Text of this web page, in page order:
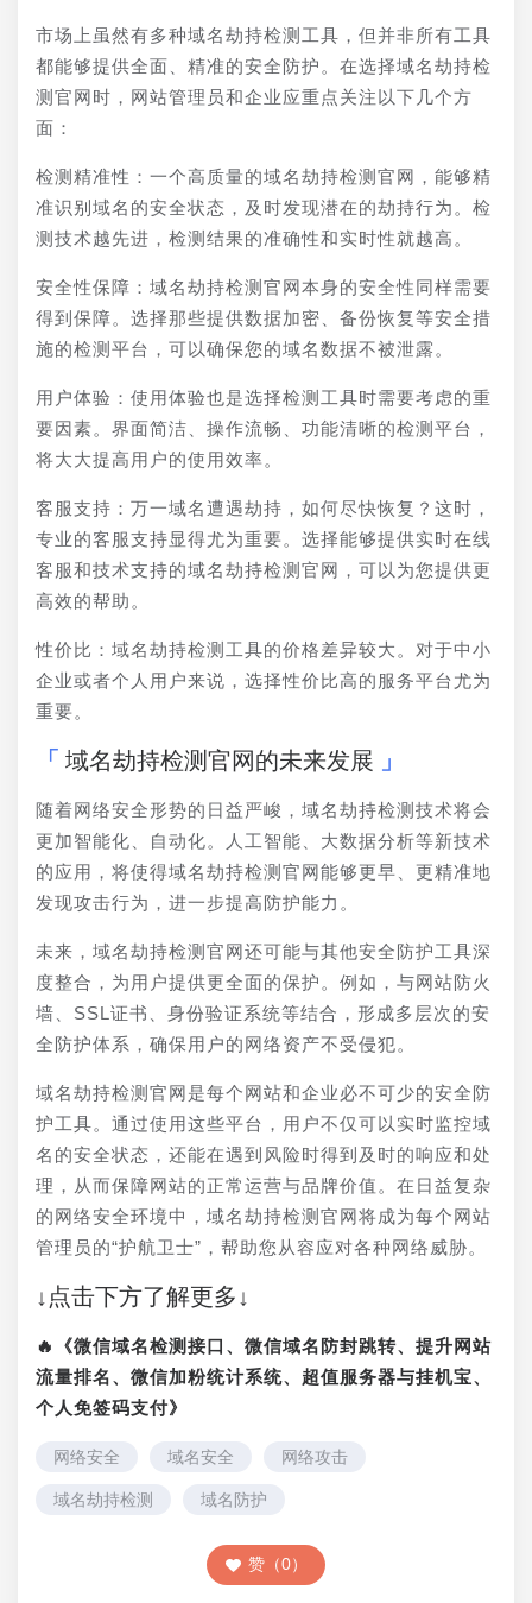
市场上虽然有多种域名劫持检测工具，但并非所有工具
都能够提供全面、精准的安全防护。在选择域名劫持检
测官网时，网站管理员和企业应重点关注以下几个方
面：
检测精准性：一个高质量的域名劫持检测官网，能够精
准识别域名的安全状态，及时发现潜在的劫持行为。检
测技术越先进，检测结果的准确性和实时性就越高。
安全性保障：域名劫持检测官网本身的安全性同样需要
得到保障。选择那些提供数据加密、备份恢复等安全措
施的检测平台，可以确保您的域名数据不被泄露。
用户体验：使用体验也是选择检测工具时需要考虑的重
要因素。界面简洁、操作流畅、功能清晰的检测平台，
将大大提高用户的使用效率。
客服支持：万一域名遭遇劫持，如何尽快恢复？这时，
专业的客服支持显得尤为重要。选择能够提供实时在线
客服和技术支持的域名劫持检测官网，可以为您提供更
高效的帮助。
性价比：域名劫持检测工具的价格差异较大。对于中小
企业或者个人用户来说，选择性价比高的服务平台尤为
重要。
域名劫持检测官网的未来发展
随着网络安全形势的日益严峻，域名劫持检测技术将会
更加智能化、自动化。人工智能、大数据分析等新技术
的应用，将使得域名劫持检测官网能够更早、更精准地
发现攻击行为，进一步提高防护能力。
未来，域名劫持检测官网还可能与其他安全防护工具深
度整合，为用户提供更全面的保护。例如，与网站防火
墙、SSL证书、身份验证系统等结合，形成多层次的安
全防护体系，确保用户的网络资产不受侵犯。
域名劫持检测官网是每个网站和企业必不可少的安全防
护工具。通过使用这些平台，用户不仅可以实时监控域
名的安全状态，还能在遇到风险时得到及时的响应和处
理，从而保障网站的正常运营与品牌价值。在日益复杂
的网络安全环境中，域名劫持检测官网将成为每个网站
管理员的“护航卫士”，帮助您从容应对各种网络威胁。
↓点击下方了解更多↓
🔥《微信域名检测接口、微信域名防封跳转、提升网站
流量排名、微信加粉统计系统、超值服务器与挂机宝、
个人免签码支付》
网络安全 域名安全 网络攻击
域名劫持检测 域名防护
赞（0）